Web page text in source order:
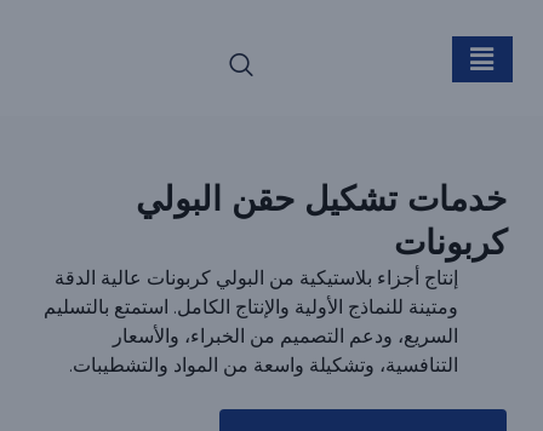
تشكيل حقن PC
خدمات تشكيل حقن البولي
كربونات
إنتاج أجزاء بلاستيكية من البولي كربونات عالية الدقة
ومتينة للنماذج الأولية والإنتاج الكامل. استمتع بالتسليم
السريع، ودعم التصميم من الخبراء، والأسعار
التنافسية، وتشكيلة واسعة من المواد والتشطيبات.